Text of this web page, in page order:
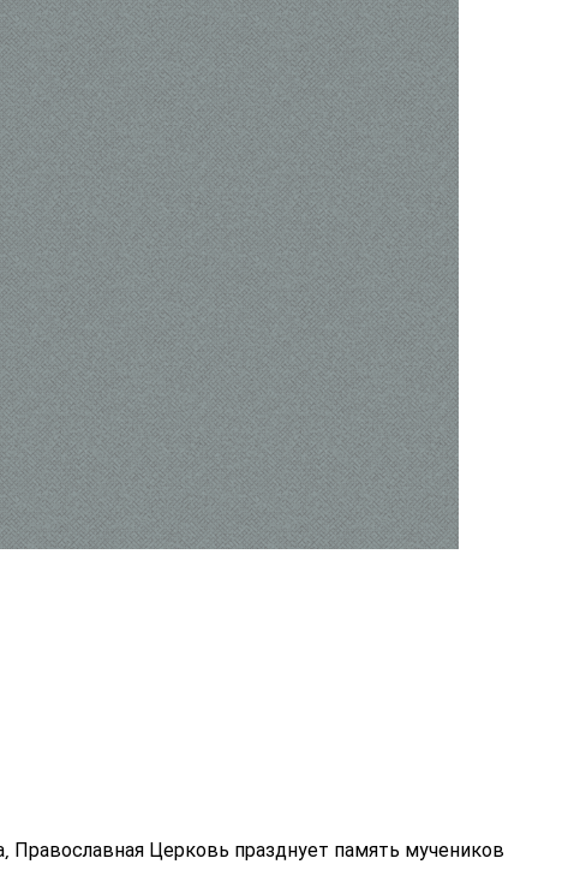
Церковь празднует память мучеников